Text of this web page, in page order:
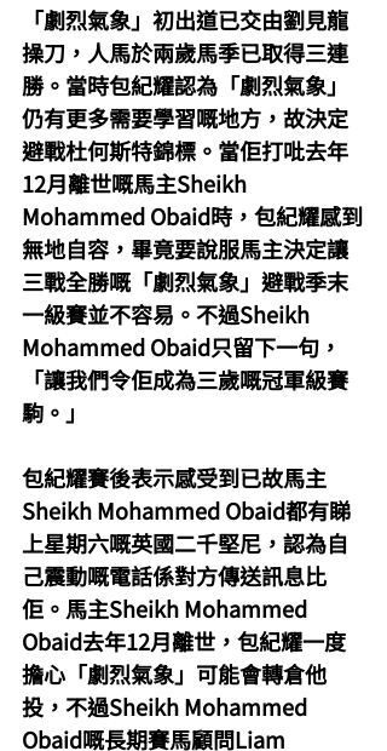
「劇烈氣象」初出道已交由劉見龍
操刀，人馬於兩歲馬季已取得三連
勝。當時包紀耀認為「劇烈氣象」
仍有更多需要學習嘅地方，故決定
避戰杜何斯特錦標。當佢打吡去年
12月離世嘅馬主Sheikh
Mohammed Obaid時，包紀耀感到
無地自容，畢竟要說服馬主決定讓
三戰全勝嘅「劇烈氣象」避戰季末
一級賽並不容易。不過Sheikh
Mohammed Obaid只留下一句，
「讓我們令佢成為三歲嘅冠軍級賽
駒。」
包紀耀賽後表示感受到已故馬主
Sheikh Mohammed Obaid都有睇
上星期六嘅英國二千堅尼，認為自
己震動嘅電話係對方傳送訊息比
佢。馬主Sheikh Mohammed
Obaid去年12月離世，包紀耀一度
擔心「劇烈氣象」可能會轉倉他
投，不過Sheikh Mohammed
Obaid嘅長期賽馬顧問Liam